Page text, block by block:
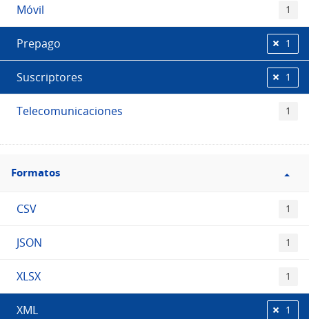
Móvil 1
Prepago 1
Suscriptores 1
Telecomunicaciones 1
Filtro
Formatos
Formatos
CSV 1
JSON 1
XLSX 1
XML 1